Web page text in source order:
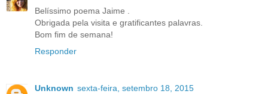
Belíssimo poema Jaime .
Obrigada pela visita e gratificantes palavras.
Bom fim de semana!
Responder
Unknown sexta-feira, setembro 18, 2015